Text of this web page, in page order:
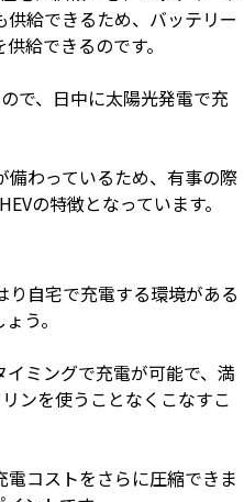
給できるため、バッテリー
給できるのです。
で、日中に太陽光発電で充
備わっているため、有事の際
の特徴となっています。
自宅で充電する環境がある
う。
ミングで充電が可能で、満
ンを使うことなくこなすこ
コストをさらに圧縮できま